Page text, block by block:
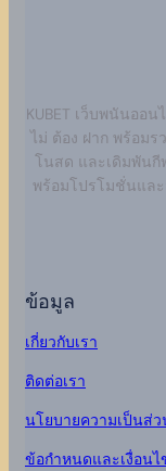
KUBET เว็บพนันออ
ไม่ ต้อง ฝาก พร้อม
โนสด และเดิมพันกี
พร้อมโปรโมชั่นแล
ข้อมูล
เกี่ยวกับเรา
ติดต่อเรา
นโยบายความเป็นส่ว
ข้อกำหนดและเงื่อนไ